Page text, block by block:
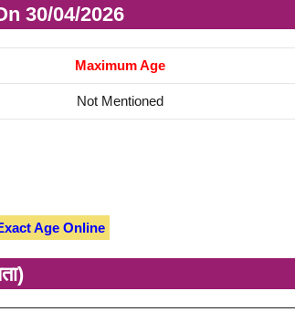
30/04/2026
Maximum Age
Not Mentioned
Age Online